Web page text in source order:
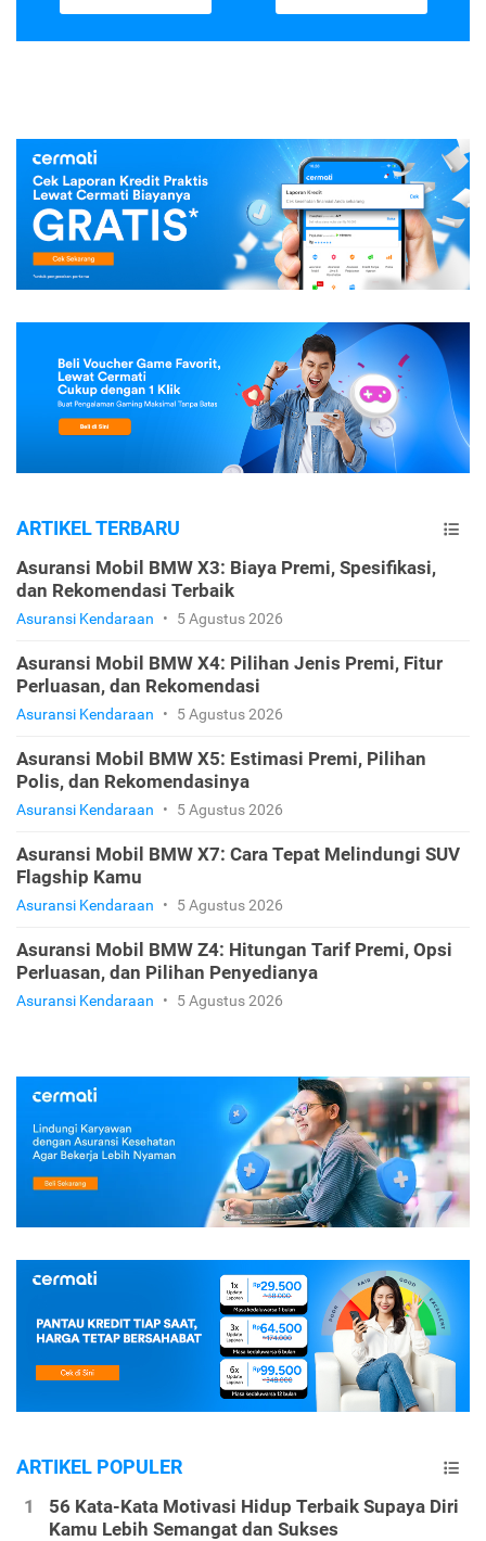
ARTIKEL TERBARU
Asuransi Mobil BMW X3: Biaya Premi, Spesifikasi,
dan Rekomendasi Terbaik
Asuransi Kendaraan • 5 Agustus 2026
Asuransi Mobil BMW X4: Pilihan Jenis Premi, Fitur
Perluasan, dan Rekomendasi
Asuransi Kendaraan • 5 Agustus 2026
Asuransi Mobil BMW X5: Estimasi Premi, Pilihan
Polis, dan Rekomendasinya
Asuransi Kendaraan • 5 Agustus 2026
Asuransi Mobil BMW X7: Cara Tepat Melindungi SUV
Flagship Kamu
Asuransi Kendaraan • 5 Agustus 2026
Asuransi Mobil BMW Z4: Hitungan Tarif Premi, Opsi
Perluasan, dan Pilihan Penyedianya
Asuransi Kendaraan • 5 Agustus 2026
ARTIKEL POPULER
56 Kata-Kata Motivasi Hidup Terbaik Supaya Diri
Kamu Lebih Semangat dan Sukses